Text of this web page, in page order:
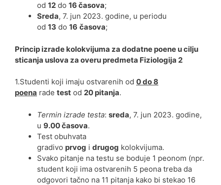
od 12 do 16 časova;
Sreda, 7. jun 2023. godine, u periodu
od 13 do 16 časova;
Princip izrade kolokvijuma za dodatne poene u cilju
sticanja uslova za overu predmeta Fiziologija 2
1.Studenti koji imaju ostvarenih od 0 do 8
poena rade test od 20 pitanja.
Termin izrade testa: sreda, 7. jun 2023. godine,
u 9.00 časova.
Test obuhvata
gradivo prvog i drugog kolokvijuma.
Svako pitanje na testu se boduje 1 peonom (npr.
student koji ima ostvarenih 5 peona treba da
odgovori tačno na 11 pitanja kako bi stekao 16